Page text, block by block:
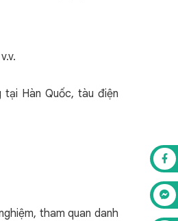
Hàn Quốc, tàu điện
tham quan danh